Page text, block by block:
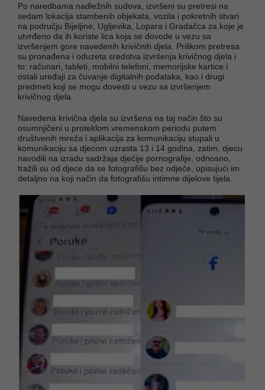
Po naredbama nadležnih sudova, izvršeni su pretresi na
sedam lokacija stambenih objekata, vozila i pokretnih stvari
na području Bijeljine, Ugljevika, Lopara i Gradačca za koje je
utvrđeno da ih koriste lica koja se dovode u vezu sa
izvršenjem gore navedenih krivičnih djela. Prilikom pretresa
su pronađena i oduzeta sredstva izvršenja krivičnog djela i
to: računari, tableti, mobilni telefoni, memorijske kartice i
ostali uređaji za čuvanje digitalnih podataka, kao i drugi
predmeti koji se mogu dovesti u vezu sa izvršenjem
krivičnog djela.
Navedena krivična djela su izvršena na taj način što su
osumnjičeni u proteklom vremenskom periodu putem
društvenih mreža i aplikacija za komunikaciju stupali u
komunikaciju sa djecom uzrasta 13 i 14 godina, zatim, djecu
navodili na izradu sadržaja dječije pornografije, odnosno,
tražili su od djece da se fotografišu bez odjeće, opisujući im
detaljno na koji način da fotografišu intimne dijelove tijela.